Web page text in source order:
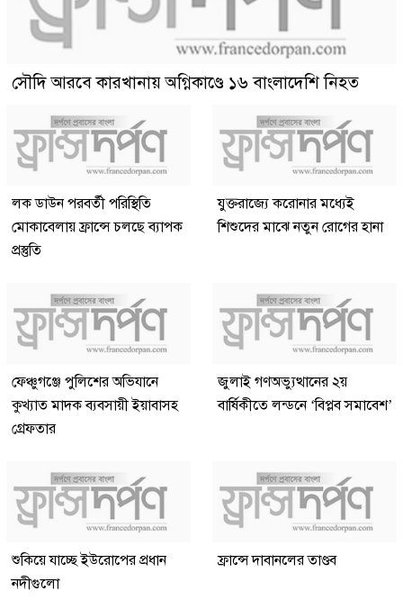
সৌদি আরবে কারখানায় অগ্নিকাণ্ডে ১৬ বাংলাদেশি নিহত
লক ডাউন পরবর্তী পরিস্থিতি
মোকাবেলায় ফ্রান্সে চলছে ব্যাপক
প্রস্তুতি
যুক্তরাজ্যে করোনার মধ্যেই
শিশুদের মাঝে নতুন রোগের হানা
ফেঞ্চুগঞ্জে পুলিশের অভিযানে
কুখ্যাত মাদক ব্যবসায়ী ইয়াবাসহ
গ্রেফতার
জুলাই গণঅভ্যুত্থানের ২য়
বার্ষিকীতে লন্ডনে ‘বিপ্লব সমাবেশ’
শুকিয়ে যাচ্ছে ইউরোপের প্রধান
নদীগুলো
ফ্রান্সে দাবানলের তাণ্ডব